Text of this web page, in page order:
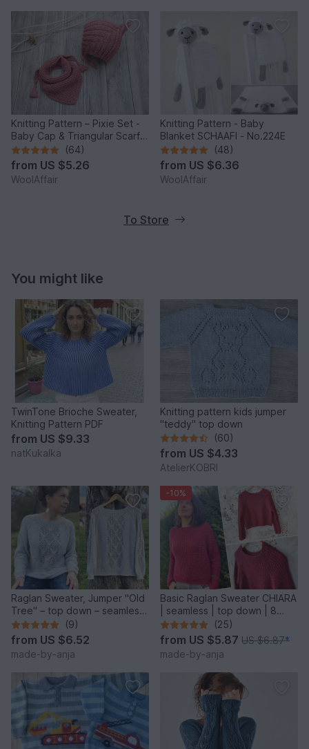
Knitting Pattern – Pixie Set -
Baby Cap & Triangular Scarf –
No.188E
(64)
from US $5.26
WoolAffair
Knitting Pattern - Baby
Blanket SCHAAFI - No.224E
(48)
from US $6.36
WoolAffair
To Store
You might like
TwinTone Brioche Sweater,
Knitting Pattern PDF
from US $9.33
natKukalka
Knitting pattern kids jumper
"teddy" top down
(60)
from US $4.33
AtelierKOBRI
Raglan Sweater, Jumper "Old
Tree" – top down – seamless
– 8 sizes
(9)
from US $6.52
made-by-anja
-10%
Basic Raglan Sweater CHIARA
| seamless | top down | 8
sizes
(25)
from US $5.87 US $6.87*
made-by-anja